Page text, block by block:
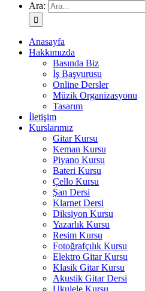
Ara:
Anasayfa
Hakkımızda
Basında Biz
İş Başvurusu
Online Dersler
Müzik Organizasyonu
Tasarım
İletişim
Kurslarımız
Gitar Kursu
Keman Kursu
Piyano Kursu
Bateri Kursu
Çello Kursu
Şan Dersi
Klarnet Dersi
Diksiyon Kursu
Yazarlık Kursu
Resim Kursu
Fotoğrafçılık Kursu
Elektro Gitar Kursu
Klasik Gitar Kursu
Akustik Gitar Dersi
Ukulele Kursu